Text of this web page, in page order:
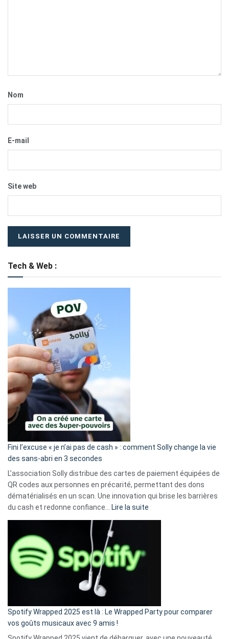
Nom
E-mail
Site web
Tech & Web :
Fini l’excuse « je n’ai pas de cash » : comment Solly change la vie
des sans-abri en 3 secondes
L’association Solly distribue des cartes de paiement équipées de
QR codes aux personnes en précarité, permettant des dons
dématérialisés en un scan. Une innovation qui brise les barrières
du cash et redonne confiance… Lire la suite
Fini
»
Spotify Wrapped 2025 est là : Le Wrapped Party pour comparer
vos goûts musicaux avec 9 amis !